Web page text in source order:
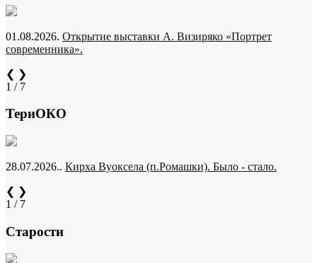
01.08.2026. Открытие выставки А. Визиряко «Портрет
современника».
❮ ❯
1 / 7
ТериОКО
28.07.2026.. Кирха Вуоксела (п.Ромашки). Было - стало.
❮ ❯
1 / 7
Старости